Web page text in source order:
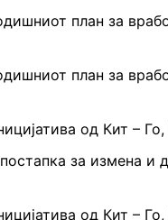
план за
план за
од Кит –
за измена и
од Кит –